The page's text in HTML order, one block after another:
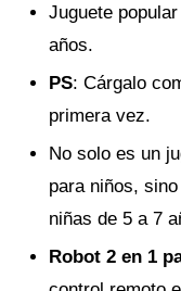
Juguete
años.
PS: Cárgalo
primera vez.
No solo es un
para niños,
niñas de 5 a 7
Robot 2 en 1